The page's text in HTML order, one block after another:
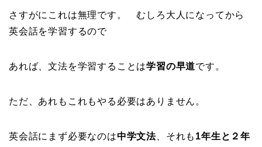
さすがにこれは無理です。 むしろ大人になってから
英会話を学習するので
あれば、文法を学習することは学習の早道です。
ただ、あれもこれもやる必要はありません。
英会話にまず必要なのは中学文法 、それも 1年生と２年